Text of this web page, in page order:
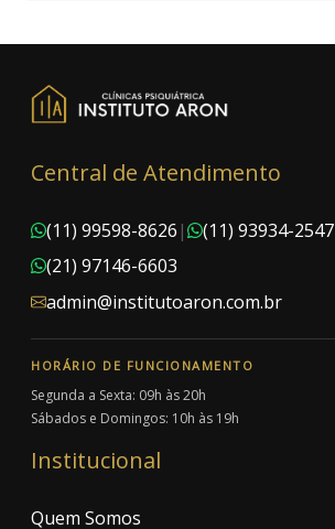
Central de Atendimento
(11) 99598-8626 |
(11) 93934-2547
(21) 97146-6603
admin@institutoaron.com.br
HORÁRIO DE FUNCIONAMENTO
Segunda a Sexta: 09h às 20h
Sábados e Domingos: 10h às 19h
Institucional
Quem Somos